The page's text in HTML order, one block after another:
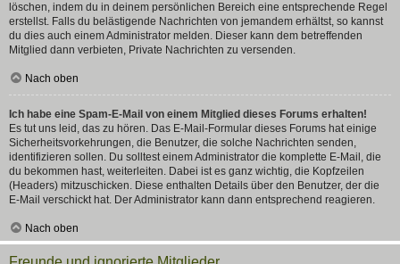
löschen, indem du in deinem persönlichen Bereich eine entsprechende Regel
erstellst. Falls du belästigende Nachrichten von jemandem erhältst, so kannst
du dies auch einem Administrator melden. Dieser kann dem betreffenden
Mitglied dann verbieten, Private Nachrichten zu versenden.
Nach oben
Ich habe eine Spam-E-Mail von einem Mitglied dieses Forums erhalten!
Es tut uns leid, das zu hören. Das E-Mail-Formular dieses Forums hat einige
Sicherheitsvorkehrungen, die Benutzer, die solche Nachrichten senden,
identifizieren sollen. Du solltest einem Administrator die komplette E-Mail, die
du bekommen hast, weiterleiten. Dabei ist es ganz wichtig, die Kopfzeilen
(Headers) mitzuschicken. Diese enthalten Details über den Benutzer, der die
E-Mail verschickt hat. Der Administrator kann dann entsprechend reagieren.
Nach oben